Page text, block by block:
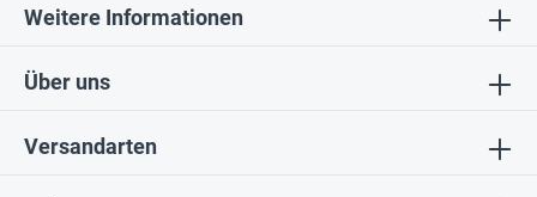
Über uns
Weitere Informationen
Versandarten